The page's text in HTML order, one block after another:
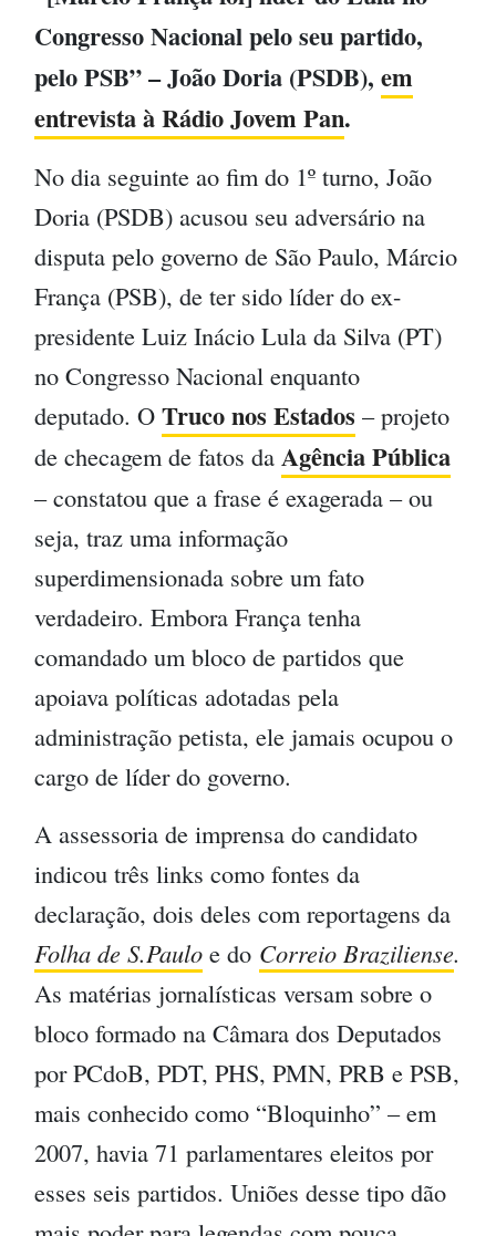
Congresso Nacional pelo seu partido,
pelo PSB” – João Doria (PSDB), em
entrevista à Rádio Jovem Pan.
No dia seguinte ao fim do 1º turno, João
Doria (PSDB) acusou seu adversário na
disputa pelo governo de São Paulo, Márcio
França (PSB), de ter sido líder do ex-
presidente Luiz Inácio Lula da Silva (PT)
no Congresso Nacional enquanto
deputado. O Truco nos Estados – projeto
de checagem de fatos da Agência Pública
– constatou que a frase é exagerada – ou
seja, traz uma informação
superdimensionada sobre um fato
verdadeiro. Embora França tenha
comandado um bloco de partidos que
apoiava políticas adotadas pela
administração petista, ele jamais ocupou o
cargo de líder do governo.
A assessoria de imprensa do candidato
indicou três links como fontes da
declaração, dois deles com reportagens da
Folha de S.Paulo e do Correio Braziliense.
As matérias jornalísticas versam sobre o
bloco formado na Câmara dos Deputados
por PCdoB, PDT, PHS, PMN, PRB e PSB,
mais conhecido como “Bloquinho” – em
2007, havia 71 parlamentares eleitos por
esses seis partidos. Uniões desse tipo dão